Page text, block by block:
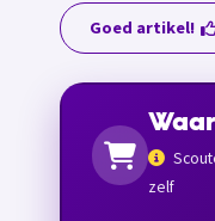
Goed artikel!
zelf